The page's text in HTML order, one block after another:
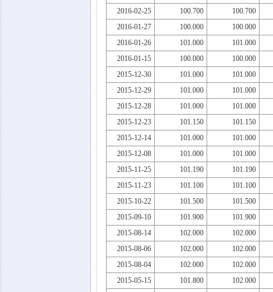
2016-02-25
100.700
100.700
2016-01-27
100.000
100.000
2016-01-26
101.000
101.000
2016-01-15
100.000
100.000
2015-12-30
101.000
101.000
2015-12-29
101.000
101.000
2015-12-28
101.000
101.000
2015-12-23
101.150
101.150
2015-12-14
101.000
101.000
2015-12-08
101.000
101.000
2015-11-25
101.190
101.190
2015-11-23
101.100
101.100
2015-10-22
101.500
101.500
2015-09-10
101.900
101.900
2015-08-14
102.000
102.000
2015-08-06
102.000
102.000
2015-08-04
102.000
102.000
2015-05-15
101.800
102.000